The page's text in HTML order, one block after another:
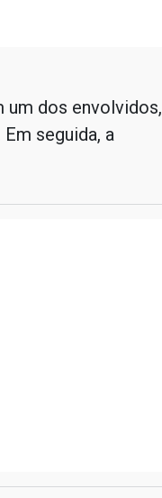
um dos envolvidos,
seguida, a